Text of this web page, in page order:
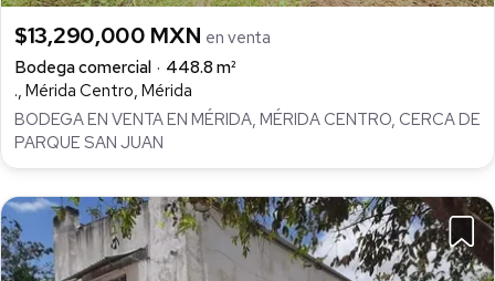
$13,290,000 MXN en venta
Bodega comercial
448.8 m²
., Mérida Centro, Mérida
BODEGA EN VENTA EN MÉRIDA, MÉRIDA CENTRO, CERCA DE
PARQUE SAN JUAN